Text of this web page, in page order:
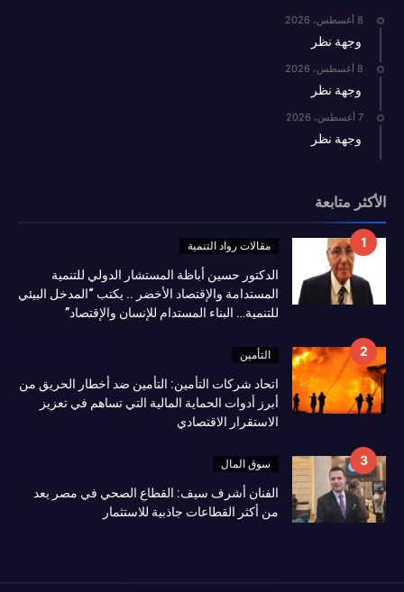
8 أغسطس، 2026
وجهة نظر
8 أغسطس، 2026
وجهة نظر
7 أغسطس، 2026
وجهة نظر
الأكثر متابعة
مقالات رواد التنمية
الدكتور حسين أباظة المستشار الدولي للتنمية
المستدامة والإقتصاد الأخضر .. يكتب “المدخل البيئي
للتنمية… البناء المستدام للإنسان والإقتصاد”
التأمين
اتحاد شركات التأمين: التأمين ضد أخطار الحريق من
أبرز أدوات الحماية المالية التي تساهم في تعزيز
الاستقرار الاقتصادي
سوق المال
الفنان أشرف سيف: القطاع الصحي في مصر يعد
من أكثر القطاعات جاذبية للاستثمار